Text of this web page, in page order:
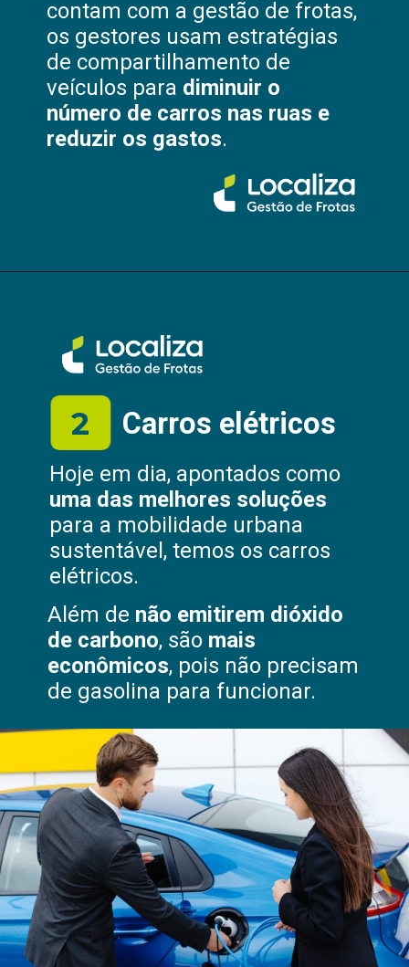
contam com a gestão de frotas,
os gestores usam estratégias
de compartilhamento de
veículos para diminuir o
número de carros nas ruas e
reduzir os gastos.
Hoje em dia, apontados como
uma das melhores soluções
para a mobilidade urbana
sustentável, temos os carros
elétricos.
Além de não emitirem dióxido
de carbono, são mais
econômicos, pois não precisam
de gasolina para funcionar.
Carros elétricos
2